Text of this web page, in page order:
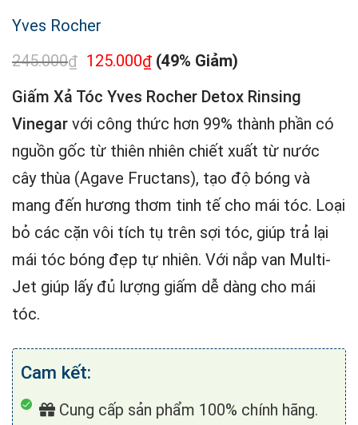
Yves Rocher
245.000₫ 125.000₫ (49% Giảm)
Giấm Xả Tóc Yves Rocher Detox Rinsing
Vinegar với công thức hơn 99% thành phần có
nguồn gốc từ thiên nhiên chiết xuất từ nước
cây thùa (Agave Fructans), tạo độ bóng và
mang đến hương thơm tinh tế cho mái tóc. Loại
bỏ các cặn vôi tích tụ trên sợi tóc, giúp trả lại
mái tóc bóng đẹp tự nhiên. Với nắp van Multi-
Jet giúp lấy đủ lượng giấm dễ dàng cho mái
tóc.
Cam kết:
Cung cấp sản phẩm 100% chính hãng.